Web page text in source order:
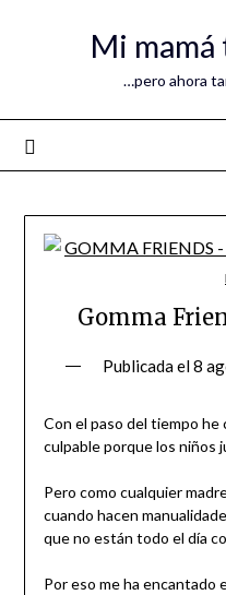
Mi
…pero ahora
Gomma
Publicada el8
Con el paso del tiempo
culpable porque los niños
Pero como cualquier
cuando hacen
que no están todo el día
Por eso me ha encantado